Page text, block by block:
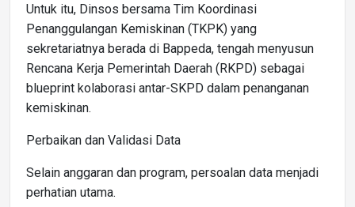
Untuk itu, Dinsos bersama Tim Koordinasi
Penanggulangan Kemiskinan (TKPK) yang
sekretariatnya berada di Bappeda, tengah menyusun
Rencana Kerja Pemerintah Daerah (RKPD) sebagai
blueprint kolaborasi antar-SKPD dalam penanganan
kemiskinan.
Perbaikan dan Validasi Data
Selain anggaran dan program, persoalan data menjadi
perhatian utama.